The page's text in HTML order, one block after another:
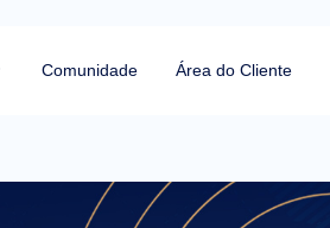
Comunidade Área do Cliente